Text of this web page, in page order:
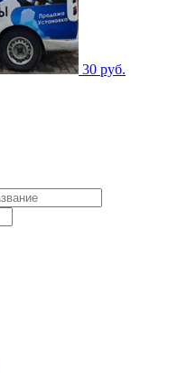
30 руб.